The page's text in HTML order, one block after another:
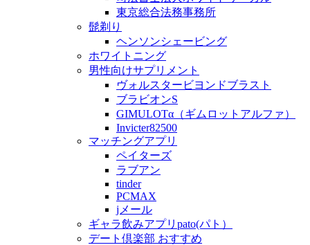
東京総合法務事務所
髭剃り
ヘンソンシェービング
ホワイトニング
男性向けサプリメント
ヴォルスタービヨンドブラスト
ブラビオンS
GIMULOTα（ギムロットアルファ）
Invicter82500
マッチングアプリ
ペイターズ
ラブアン
tinder
PCMAX
jメール
ギャラ飲みアプリpato(パト）
デート倶楽部 おすすめ